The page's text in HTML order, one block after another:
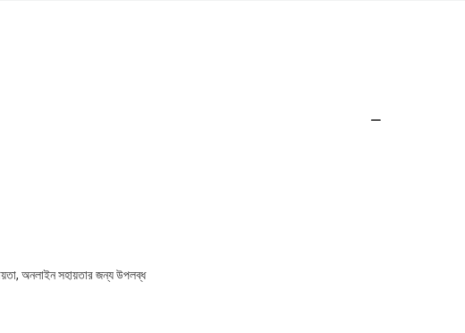
অনলাইন সহায়তার জন্য উপলব্ধ